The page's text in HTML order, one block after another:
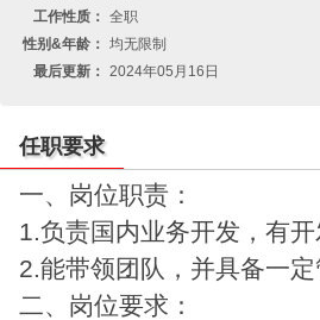
工作性质： 全职
性别&年龄： 均无限制
最后更新： 2024年05月16日
任职要求
一、岗位职责：
1.负责国内业务开发，有开
2.能带领团队，并具备一定
二、岗位要求：